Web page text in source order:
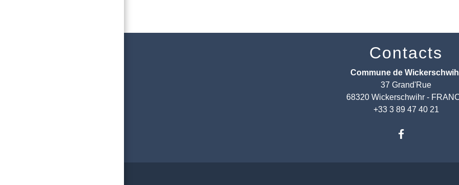
Contacts
Commune de
37 Grand'Rue
68320 Wickerschwihr -
+33 3 89 47 40 21